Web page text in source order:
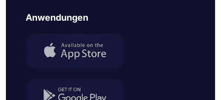
Anwendungen